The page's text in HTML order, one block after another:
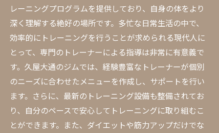
レーニングプログラムを提供しており、自身の体をより
深く理解する絶好の場所です。多忙な日常生活の中で、
効率的にトレーニングを行うことが求められる現代人に
とって、専門のトレーナーによる指導は非常に有意義で
す。久屋大通のジムでは、経験豊富なトレーナーが個別
のニーズに合わせたメニューを作成し、サポートを行い
ます。さらに、最新のトレーニング設備も整備されてお
り、自分のペースで安心してトレーニングに取り組むこ
とができます。また、ダイエットや筋力アップだけでな